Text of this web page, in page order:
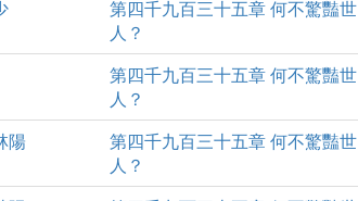
第四千九百三十五章 何不驚豔世
人？
第四千九百三十五章 何不驚豔世
人？
陽
第四千九百三十五章 何不驚豔世
人？